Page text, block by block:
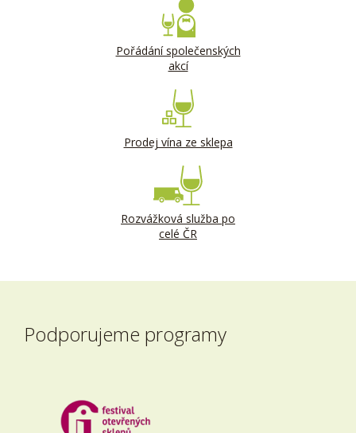
Pořádání společenských
akcí
Prodej vína ze sklepa
Rozvážková služba po
celé ČR
Podporujeme programy